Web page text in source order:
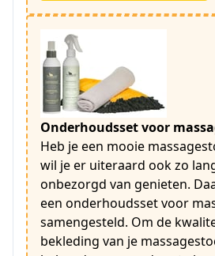
Onderhoudsset voor
Heb je een mooie
wil je er uiteraard ook zo
onbezorgd van genieten.
een onderhoudsset voor
samengesteld. Om de
bekleding van je